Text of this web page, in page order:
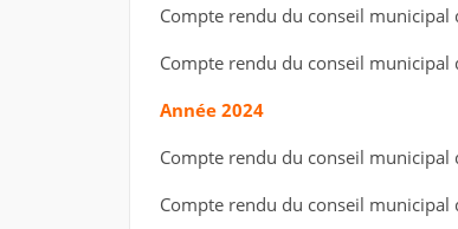
Compte rendu du conseil
Compte rendu du conseil municipal
Année 2024
Compte rendu du conseil municipal
Compte rendu du conseil municipal